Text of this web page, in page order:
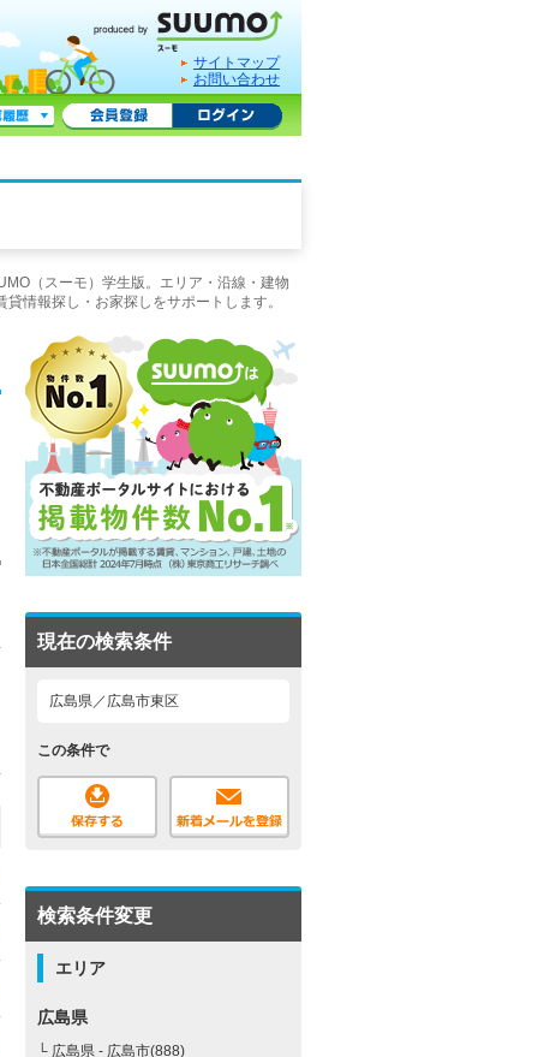
サイトマップ
お問い合わせ
（スーモ）学生版。エリア・沿線・建物
情報探し・お家探しをサポートします。
現在の検索条件
広島県／広島市東区
この条件で
検索条件変更
エリア
広島県
└ 広島県 - 広島市(888)